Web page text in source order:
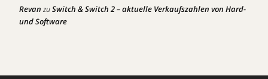
Revan zuSwitch & Switch 2 – aktuelle Verkaufszahlen von Hard-
und Software